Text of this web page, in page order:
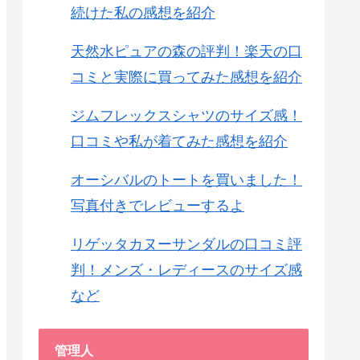
続けた私の感想を紹介
天然水ピュアの森の評判！楽天の口
コミと実際に買ってみた感想を紹介
ジムフレックスシャツのサイズ感！
口コミや私が着てみた感想を紹介
オーシバルのトートを買いました！
写真付きでレビューするよ
リゲッタカヌーサンダルの口コミ評
判！メンズ・レディースのサイズ感
など
管理人